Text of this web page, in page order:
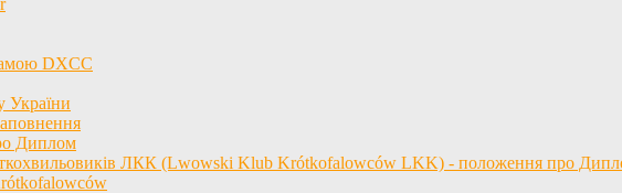
DXCC
України
Диплом
ЛКК (Lwowski Klub Krótkofalowców LKK) - положення про